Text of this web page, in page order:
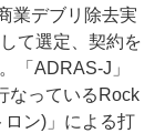
業デブリ除去実
て選定、契約を
「ADRAS-J」
なっているRock
ン)」による打